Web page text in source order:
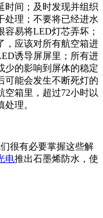
时间；及时发现并组织
处理；不要将已经进水
易将LED灯芯弄坏；
，应该对所有航空箱进
诱导屏屏里；所有进
少的影响到屏体的稳定
可能会发生不断死灯的
箱里，超过72小时以
理。
很有必要掌握这些解
电推出石墨烯防水，使